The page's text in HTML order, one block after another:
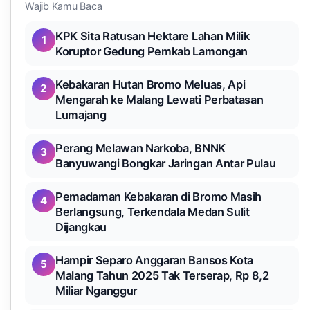
Wajib Kamu Baca
1
KPK Sita Ratusan Hektare Lahan Milik
Koruptor Gedung Pemkab Lamongan
2
Kebakaran Hutan Bromo Meluas, Api
Mengarah ke Malang Lewati Perbatasan
Lumajang
3
Perang Melawan Narkoba, BNNK
Banyuwangi Bongkar Jaringan Antar Pulau
4
Pemadaman Kebakaran di Bromo Masih
Berlangsung, Terkendala Medan Sulit
Dijangkau
5
Hampir Separo Anggaran Bansos Kota
Malang Tahun 2025 Tak Terserap, Rp 8,2
Miliar Nganggur